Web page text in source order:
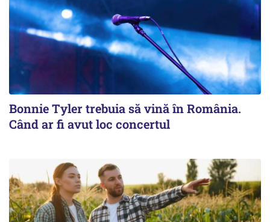
Bonnie Tyler trebuia să vină în România.
Când ar fi avut loc concertul